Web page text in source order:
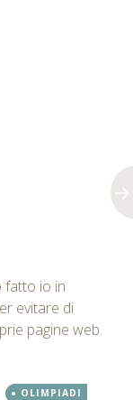
fatto io in
evitare di
pagine web.
OLIMPIADI